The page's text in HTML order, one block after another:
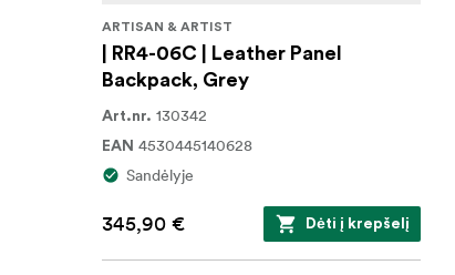
ARTISAN & ARTIST
| RR4-06C | Leather Panel
Backpack, Grey
Art.nr. 130342
EAN 4530445140628
Sandėlyje
345,90 € Dėti į krepšelį